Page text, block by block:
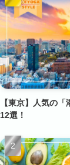
【東京】人気の
12選！